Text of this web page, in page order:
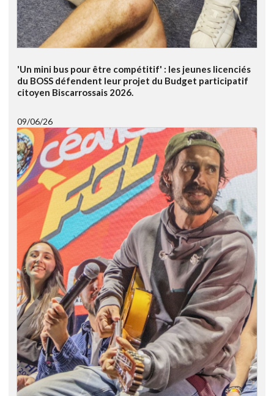
'Un mini bus pour être compétitif' : les jeunes licenciés
du BOSS défendent leur projet du Budget participatif
citoyen Biscarrossais 2026.
09/06/26